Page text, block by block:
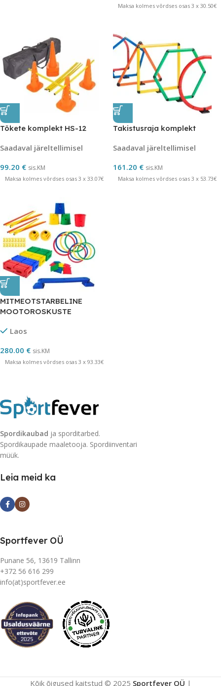
Maksa kolmes võrdses osas 3 x 30.50€
Tõkete komplekt HS-12
Saadaval järeltellimisel
99.20 € sis.KM
Maksa kolmes võrdses osas 3 x 33.07€
Takistusraja komplekt
Saadaval järeltellimisel
161.20 € sis.KM
Maksa kolmes võrdses osas 3 x 53.73€
MITMEOTSTARBELINE
MOOTOROSKUSTE
Laos
280.00 € sis.KM
Maksa kolmes võrdses osas 3 x 93.33€
Spordikaubad ja sporditarbed.
Spordikaupade maaletooja. Spordiinventari
müük.
Leia meid ka
Sportfever OÜ
Punane 56, 13619 Tallinn
+372 56 616 299
info(at)sportfever.ee
Kõik õigused kaitstud © 2025 Sportfever OÜ |